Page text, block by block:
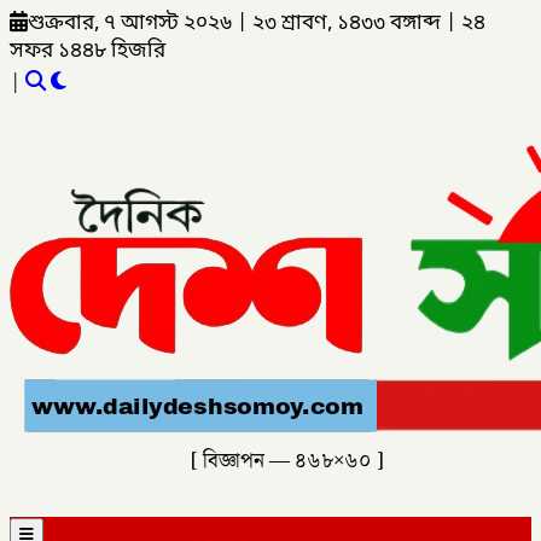
শুক্রবার, ৭ আগস্ট ২০২৬ ২৩ শ্রাবণ, ১৪৩৩ বঙ্গাব্দ
২৪
সফর ১৪৪৮ হিজরি
|
[ বিজ্ঞাপন — ৪৬৮×৬০ ]